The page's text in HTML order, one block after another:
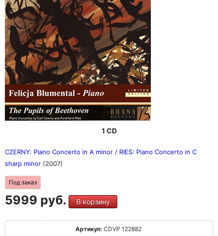
1 CD
CZERNY: Piano Concerto in A minor / RIES: Piano Concerto in C
sharp minor (2007)
Под заказ
5999 руб. В корзину
Артикул: CDVP 122882